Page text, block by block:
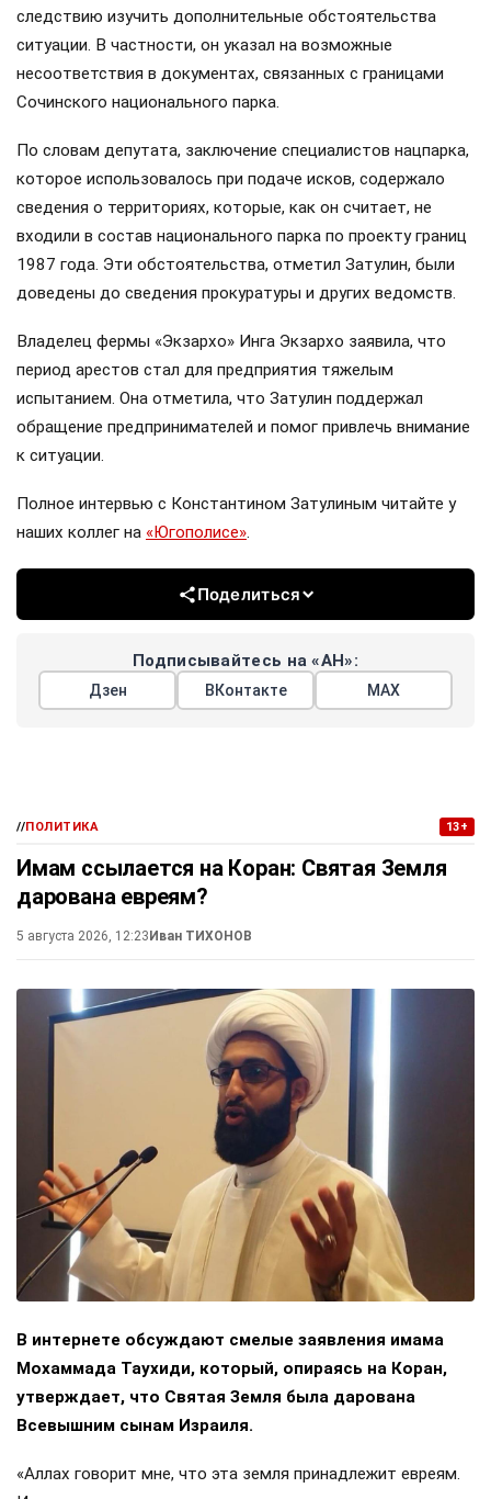
следствию изучить дополнительные обстоятельства
ситуации. В частности, он указал на возможные
несоответствия в документах, связанных с границами
Сочинского национального парка.
По словам депутата, заключение специалистов нацпарка,
которое использовалось при подаче исков, содержало
сведения о территориях, которые, как он считает, не
входили в состав национального парка по проекту границ
1987 года. Эти обстоятельства, отметил Затулин, были
доведены до сведения прокуратуры и других ведомств.
Владелец фермы «Экзархо» Инга Экзархо заявила, что
период арестов стал для предприятия тяжелым
испытанием. Она отметила, что Затулин поддержал
обращение предпринимателей и помог привлечь внимание
к ситуации.
Полное интервью с Константином Затулиным читайте у
наших коллег на «Югополисе».
Поделиться
Подписывайтесь на «АН»:
Дзен ВКонтакте МАХ
//ПОЛИТИКА 13+
Имам ссылается на Коран: Святая Земля
дарована евреям?
5 августа 2026, 12:23 Иван ТИХОНОВ
В интернете обсуждают смелые заявления имама
Мохаммада Таухиди, который, опираясь на Коран,
утверждает, что Святая Земля была дарована
Всевышним сынам Израиля.
«Аллах говорит мне, что эта земля принадлежит евреям.